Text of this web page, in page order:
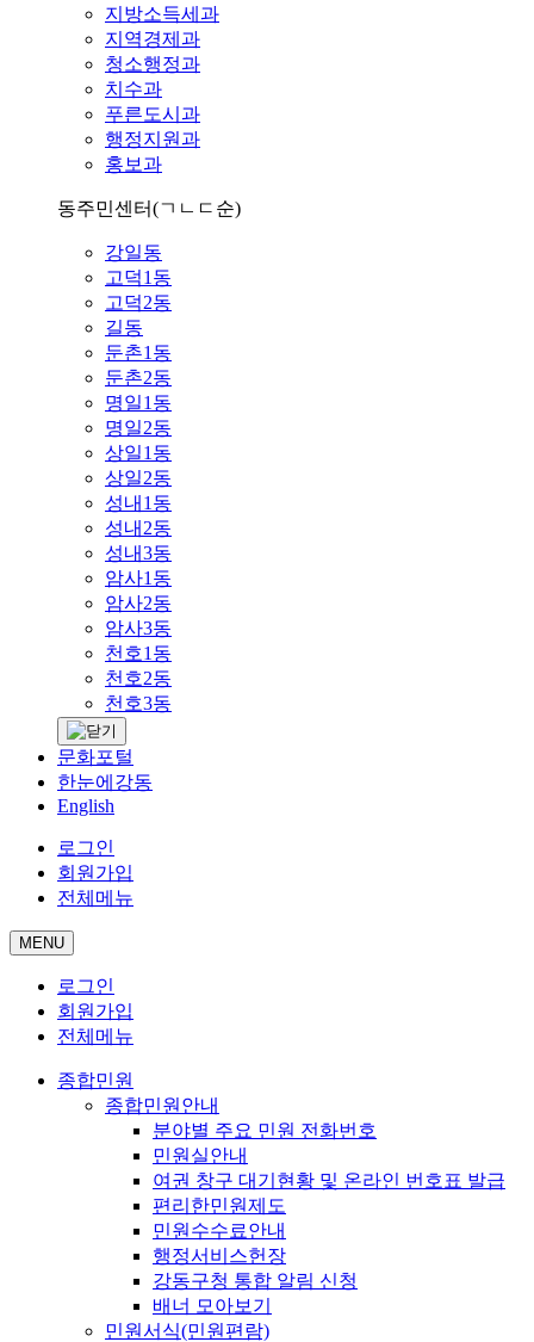
지방소득세과
지역경제과
청소행정과
치수과
푸른도시과
행정지원과
홍보과
동주민센터(ㄱㄴㄷ순)
강일동
고덕1동
고덕2동
길동
둔촌1동
둔촌2동
명일1동
명일2동
상일1동
상일2동
성내1동
성내2동
성내3동
암사1동
암사2동
암사3동
천호1동
천호2동
천호3동
문화포털
한눈에강동
English
로그인
회원가입
전체메뉴
MENU
로그인
회원가입
전체메뉴
종합민원
종합민원안내
분야별 주요 민원 전화번호
민원실안내
여권 창구 대기현황 및 온라인 번호표 발급
편리한민원제도
민원수수료안내
행정서비스헌장
강동구청 통합 알림 신청
배너 모아보기
민원서식(민원편람)